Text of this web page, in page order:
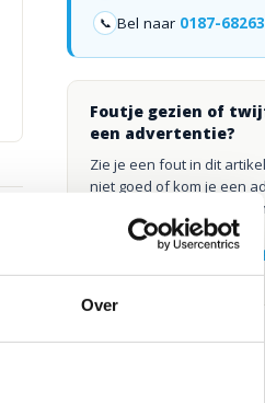
Over
📞 Bel naar 0187-
Foutje gezien of
een advertentie?
Zie je een fout in dit
niet goed of kom je een
tegen die niet klopt? Laat
weten via
kijken er graag naar.